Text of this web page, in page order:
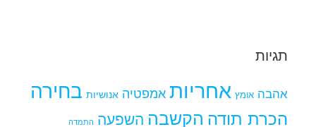
תגיות
אהבה אומץ אחריות אמפטיה אנושיות בחירה
הכרת תודה הקשבה השפעה התמדה